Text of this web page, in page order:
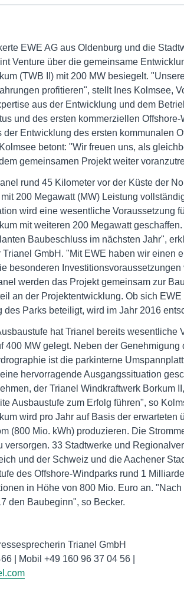
EWE AG aus Oldenburg und die
Venture über die gemeinsame
(TWB II) mit 200 MW besiegelt.
profitieren", stellt Ines Kolmsee,
aus der Entwicklung und dem
und des ersten kommerziellen
der Entwicklung des ersten kommunalen
betont: "Wir freuen uns, als
gemeinsamen Projekt weiter
rund 45 Kilometer vor der Küste der
200 Megawatt (MW) Leistung
wird eine wesentliche Voraussetzung
mit weiteren 200 Megawatt
Baubeschluss im nächsten Jahr",
GmbH. "Mit EWE haben wir einen
besonderen
werden das Projekt gemeinsam zur
an der Projektentwicklung. Ob sich
des Parks beteiligt, wird im Jahr 2016
hat Trianel bereits wesentliche
400 MW gelegt. Neben der Genehmigung
ist die parkinterne
hervorragende Ausgangssituation
der Trianel Windkraftwerk Borkum
Ausbaustufe zum Erfolg führen", so
wird pro Jahr auf Basis der erwarteten
(800 Mio. kWh) produzieren. Die
versorgen. 33 Stadtwerke und
und der Schweiz und die Aachener
des Offshore-Windparks rund 1
in Höhe von 800 Mio. Euro an.
den Baubeginn", so Becker.
Trianel GmbH
| Mobil +49 160 96 37 04 56 |